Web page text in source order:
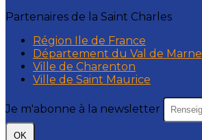
Partenaires de la Saint Charles
Région Ile de France
Département du Val de Marne
Ville de Charenton
Ville de Saint Maurice
Je m'abonne à la newsletter
OK